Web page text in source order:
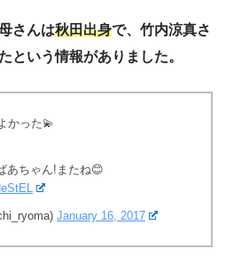
さんは秋田出身で、竹内涼真さ
という情報がありました。
かった💫
あちゃん!またね😊
January 16, 2017